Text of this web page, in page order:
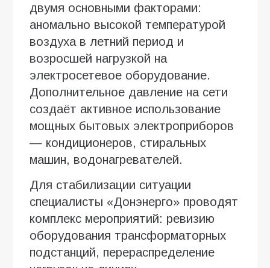
двумя основными факторами:
аномально высокой температурой
воздуха в летний период и
возросшей нагрузкой на
электросетевое оборудование.
Дополнительное давление на сети
создаёт активное использование
мощных бытовых электроприборов
— кондиционеров, стиральных
машин, водонагревателей.
Для стабилизации ситуации
специалисты «Донэнерго» проводят
комплекс мероприятий: ревизию
оборудования трансформаторных
подстанций, перераспределение